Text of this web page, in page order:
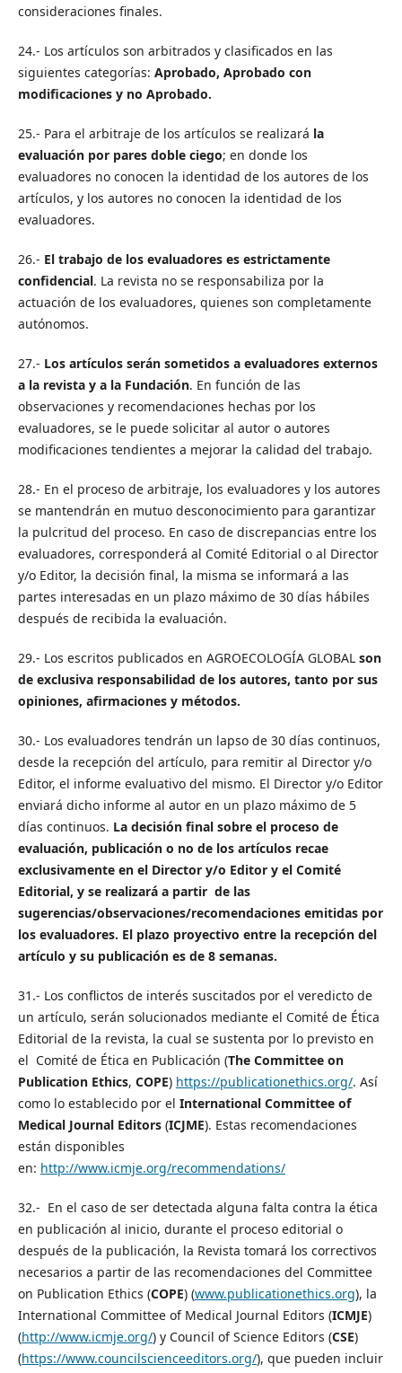
consideraciones finales.
24.- Los artículos son arbitrados y clasificados en las
siguientes categorías: Aprobado, Aprobado con
modificaciones y no Aprobado.
25.- Para el arbitraje de los artículos se realizará la
evaluación por pares doble ciego; en donde los
evaluadores no conocen la identidad de los autores de los
artículos, y los autores no conocen la identidad de los
evaluadores.
26.- El trabajo de los evaluadores es estrictamente
confidencial. La revista no se responsabiliza por la
actuación de los evaluadores, quienes son completamente
autónomos.
27.- Los artículos serán sometidos a evaluadores externos
a la revista y a la Fundación. En función de las
observaciones y recomendaciones hechas por los
evaluadores, se le puede solicitar al autor o autores
modificaciones tendientes a mejorar la calidad del trabajo.
28.- En el proceso de arbitraje, los evaluadores y los autores
se mantendrán en mutuo desconocimiento para garantizar
la pulcritud del proceso. En caso de discrepancias entre los
evaluadores, corresponderá al Comité Editorial o al Director
y/o Editor, la decisión final, la misma se informará a las
partes interesadas en un plazo máximo de 30 días hábiles
después de recibida la evaluación.
29.- Los escritos publicados en AGROECOLOGÍA GLOBAL son
de exclusiva responsabilidad de los autores, tanto por sus
opiniones, afirmaciones y métodos.
30.- Los evaluadores tendrán un lapso de 30 días continuos,
desde la recepción del artículo, para remitir al Director y/o
Editor, el informe evaluativo del mismo. El Director y/o Editor
enviará dicho informe al autor en un plazo máximo de 5
días continuos. La decisión final sobre el proceso de
evaluación, publicación o no de los artículos recae
exclusivamente en el Director y/o Editor y el Comité
Editorial, y se realizará a partir de las
sugerencias/observaciones/recomendaciones emitidas por
los evaluadores. El plazo proyectivo entre la recepción del
artículo y su publicación es de 8 semanas.
31.- Los conflictos de interés suscitados por el veredicto de
un artículo, serán solucionados mediante el Comité de Ética
Editorial de la revista, la cual se sustenta por lo previsto en
el Comité de Ética en Publicación (The Committee on
Publication Ethics, COPE) https://publicationethics.org/. Así
como lo establecido por el International Committee of
Medical Journal Editors(ICJME). Estas recomendaciones
están disponibles
en: http://www.icmje.org/recommendations/
32.- En el caso de ser detectada alguna falta contra la ética
en publicación al inicio, durante el proceso editorial o
después de la publicación, la Revista tomará los correctivos
necesarios a partir de las recomendaciones del Committee
on Publication Ethics (COPE) (www.publicationethics.org), la
International Committee of Medical Journal Editors (ICMJE)
(http://www.icmje.org/) y Council of Science Editors (CSE)
(https://www.councilscienceeditors.org/), que pueden incluir